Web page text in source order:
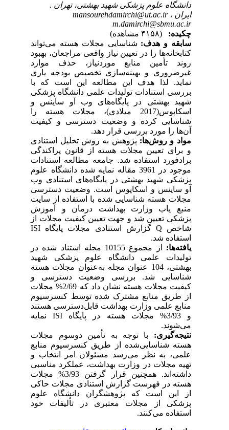
دانشگاه علوم پزشکی شهید بهشتی، تهران .
ایران ، mansourehdamirchi@ut.ac.ir
m.damirchi@sbmu.ac.ir
چکیده:
سابقه و هدف:شناسایی مجلات هسته می‌تواند
کتابخانه‌ها را در تعیین نیاز واقعی مراجعان، بهبود
روند تأمین منابع موردنیاز، حذف موارد
غیرضروری و بهینه‌سازی تخصیص بودجه یاری
نماید. لذا هدف این مطالعه این است که با
بررسی استنادات تولیدات علمی دانشگاه پزشکی
شهید بهشتی در پایگاه‌های وب آو ساینس و
اسکاپوس(2017 میلادی)، مجلات هسته را
شناسایی کرده و وضعیت دسترسی و کیفیت
آن‌ها را مورد بررسی قرار دهد.
مواد و روش‌ها:پژوهش به روش تحلیل استنادی
و برای تعیین مجلات هسته از قانون پراکندگی
برادفورد استفاده شد. جامعه مطالعه استنادات
موجود در 3961 مقاله نمایه شده دانشگاه علوم
پزشکی شهید بهشتی در پایگاه‌های استنادی وب
آو ساینس و اسکاپوس است. وضعیت دسترسی
مجلات هسته شناسایی شده با استفاده از سایت
منبع یاب وزارت بهداشت درمان و آموزش
پزشکی تعیین شد و جهت تعیین کیفیت مجلات از
شاخص Q گزارش استنادی مجلات پایگاه ISI
استفاده شد.
یافته‌ها:
از مجموع 10155 مجله استناد شده در
تولیدات علمی دانشگاه علوم پزشکی شهید
بهشتی، 104 عنوان مجله به‌عنوان مجلات هسته
شناسایی شد. بررسی وضعیت دسترسی و
کیفیت مجلات هسته نشان داد که 2/69% مجلات
از طریق منابع مشترک شده توسط کنسرسیوم
منابع علمی وزارت بهداشت قابل‌دسترسی هستند
و 3/93% مجلات هسته در پایگاه ISI نمایه
می‌شوند.
نتیجه‌گیری:با توجه به تأمین دوسوم مجلات
هسته شناسایی‌شده از طریق کنسرسیوم منابع
علمی، به نظر می‌رسد مسئولان امر انتخاب و
تهیه مجلات در وزارت بهداشت، عملکرد مناسبی
داشته‌اند. همچنین قرار گرفتن 3/93% مجلات
هسته در فهرست گزارش استنادی مجلات حاکی
از این است که پژوهشگران دانشگاه علوم
پزشکی از مجلات معتبری در تألیفات خود
استفاده می‌کنند.